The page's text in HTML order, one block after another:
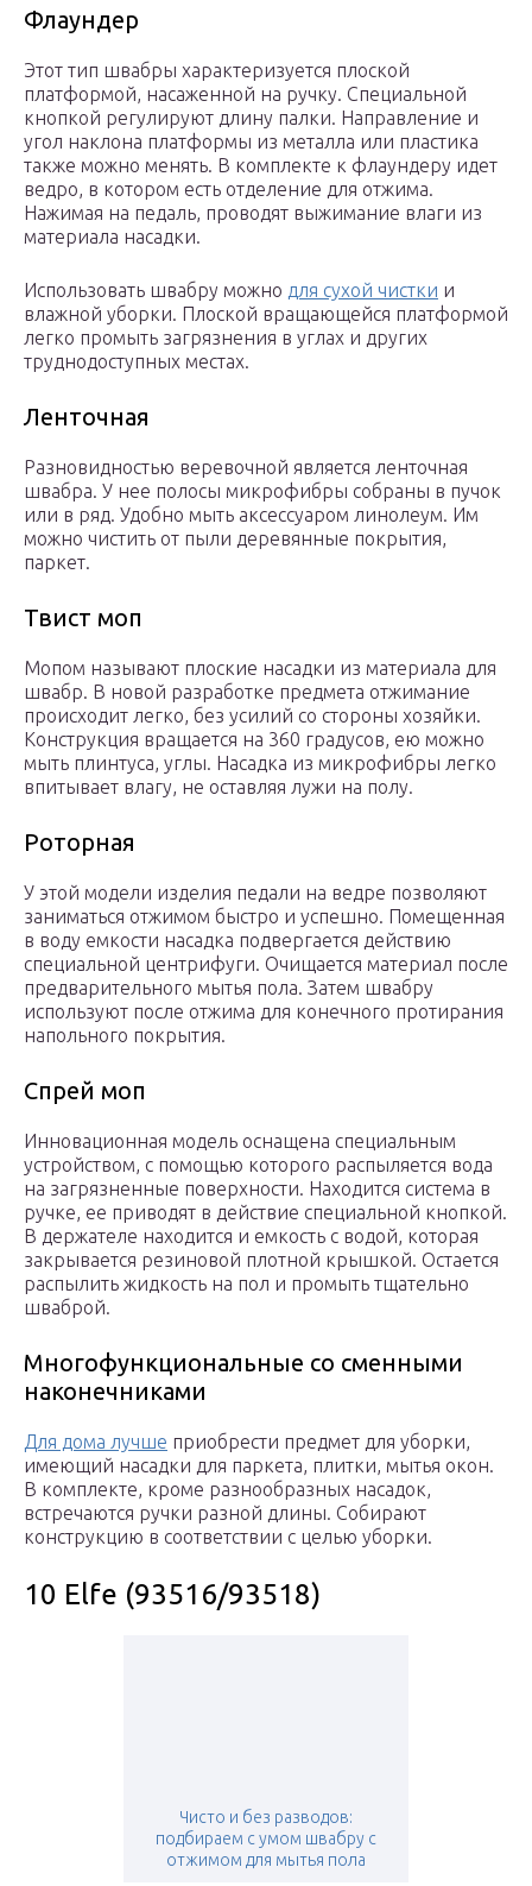
Флаундер
Этот тип швабры характеризуется плоской
платформой, насаженной на ручку. Специальной
кнопкой регулируют длину палки. Направление и
угол наклона платформы из металла или пластика
также можно менять. В комплекте к флаундеру идет
ведро, в котором есть отделение для отжима.
Нажимая на педаль, проводят выжимание влаги из
материала насадки.
Использовать швабру можно для сухой чистки и
влажной уборки. Плоской вращающейся платформой
легко промыть загрязнения в углах и других
труднодоступных местах.
Ленточная
Разновидностью веревочной является ленточная
швабра. У нее полосы микрофибры собраны в пучок
или в ряд. Удобно мыть аксессуаром линолеум. Им
можно чистить от пыли деревянные покрытия,
паркет.
Твист моп
Мопом называют плоские насадки из материала для
швабр. В новой разработке предмета отжимание
происходит легко, без усилий со стороны хозяйки.
Конструкция вращается на 360 градусов, ею можно
мыть плинтуса, углы. Насадка из микрофибры легко
впитывает влагу, не оставляя лужи на полу.
Роторная
У этой модели изделия педали на ведре позволяют
заниматься отжимом быстро и успешно. Помещенная
в воду емкости насадка подвергается действию
специальной центрифуги. Очищается материал после
предварительного мытья пола. Затем швабру
используют после отжима для конечного протирания
напольного покрытия.
Спрей моп
Инновационная модель оснащена специальным
устройством, с помощью которого распыляется вода
на загрязненные поверхности. Находится система в
ручке, ее приводят в действие специальной кнопкой.
В держателе находится и емкость с водой, которая
закрывается резиновой плотной крышкой. Остается
распылить жидкость на пол и промыть тщательно
шваброй.
Многофункциональные со сменными
наконечниками
Для дома лучше приобрести предмет для уборки,
имеющий насадки для паркета, плитки, мытья окон.
В комплекте, кроме разнообразных насадок,
встречаются ручки разной длины. Собирают
конструкцию в соответствии с целью уборки.
10 Elfe (93516/93518)
Чисто и без разводов:
подбираем с умом швабру с
отжимом для мытья пола